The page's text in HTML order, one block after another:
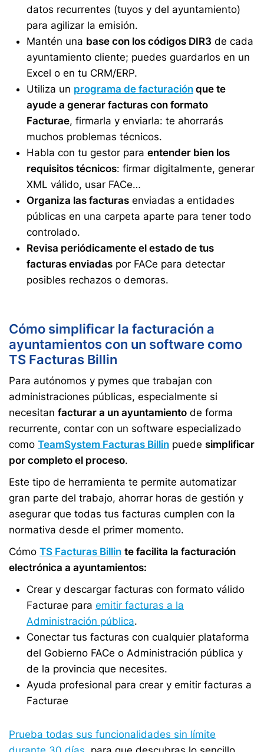
datos recurrentes (tuyos y del ayuntamiento)
para agilizar la emisión.
Mantén una base con los códigos DIR3 de cada
ayuntamiento cliente; puedes guardarlos en un
Excel o en tu CRM/ERP.
Utiliza un programa de facturación que te
ayude a generar facturas con formato
Facturae, firmarla y enviarla: te ahorrarás
muchos problemas técnicos.
Habla con tu gestor para entender bien los
requisitos técnicos: firmar digitalmente, generar
XML válido, usar FACe…
Organiza las facturas enviadas a entidades
públicas en una carpeta aparte para tener todo
controlado.
Revisa periódicamente el estado de tus
facturas enviadas por FACe para detectar
posibles rechazos o demoras.
Cómo simplificar la facturación a
ayuntamientos con un software como
TS Facturas Billin
Para autónomos y pymes que trabajan con
administraciones públicas, especialmente si
necesitan facturar a un ayuntamiento de forma
recurrente, contar con un software especializado
como TeamSystem Facturas Billin puede simplificar
por completo el proceso.
Este tipo de herramienta te permite automatizar
gran parte del trabajo, ahorrar horas de gestión y
asegurar que todas tus facturas cumplen con la
normativa desde el primer momento.
Cómo TS Facturas Billin te facilita la facturación
electrónica a ayuntamientos:
Crear y descargar facturas con formato válido
Facturae para emitir facturas a la
Administración pública.
Conectar tus facturas con cualquier plataforma
del Gobierno FACe o Administración pública y
de la provincia que necesites.
Ayuda profesional para crear y emitir facturas a
Facturae
Prueba todas sus funcionalidades sin límite